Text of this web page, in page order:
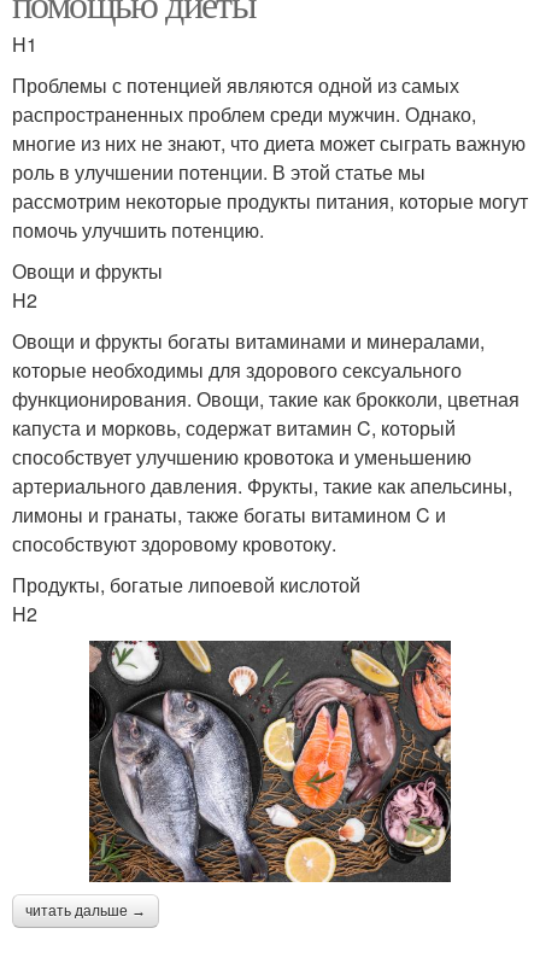
H1
Проблемы с потенцией являются одной из самых
распространенных проблем среди мужчин. Однако,
многие из них не знают, что диета может сыграть важную
роль в улучшении потенции. В этой статье мы
рассмотрим некоторые продукты питания, которые могут
помочь улучшить потенцию.
Овощи и фрукты
H2
Овощи и фрукты богаты витаминами и минералами,
которые необходимы для здорового сексуального
функционирования. Овощи, такие как брокколи, цветная
капуста и морковь, содержат витамин C, который
способствует улучшению кровотока и уменьшению
артериального давления. Фрукты, такие как апельсины,
лимоны и гранаты, также богаты витамином C и
способствуют здоровому кровотоку.
Продукты, богатые липоевой кислотой
H2
читать дальше →